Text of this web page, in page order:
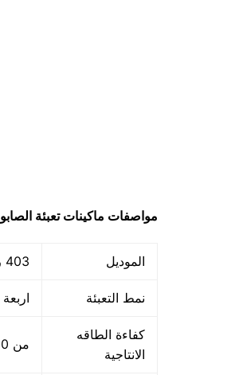
مواصفات ماكينات تعبئة
الموديل 403 رباعية اي اربعة مخارج – اربعة نوزل ماركة مهندس منسي
نمط التعبئة
كفاءة الطاقه
الانتاجية
من 3200 عبوة او كيس حتي 7200 عبوه او كيس في الساعة